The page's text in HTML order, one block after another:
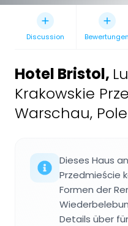
Discussion Bewertungen
Hotel Bristol,
Krakowskie
Warschau,
Dieses Haus
Przedmieście
Formen der
Details über